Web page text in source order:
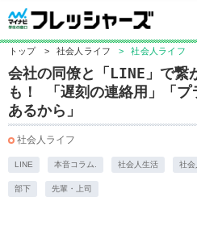
トップ > 社会人ライフ > 社会人ライフ
会社の同僚と「LINE」で繋
も！ 「遅刻の連絡用」「プ
あるから」
社会人ライフ
LINE 本音コラム. 社会人生活 社会
部下 先輩・上司